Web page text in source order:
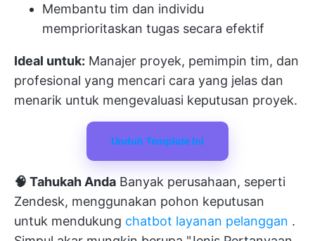
Membantu tim dan individu
memprioritaskan tugas secara efektif
Ideal untuk: Manajer proyek, pemimpin tim, dan
profesional yang mencari cara yang jelas dan
menarik untuk mengevaluasi keputusan proyek.
Unduh Template Ini
🧠 Tahukah Anda Banyak perusahaan, seperti
Zendesk, menggunakan pohon keputusan
untuk mendukung chatbot layanan pelanggan .